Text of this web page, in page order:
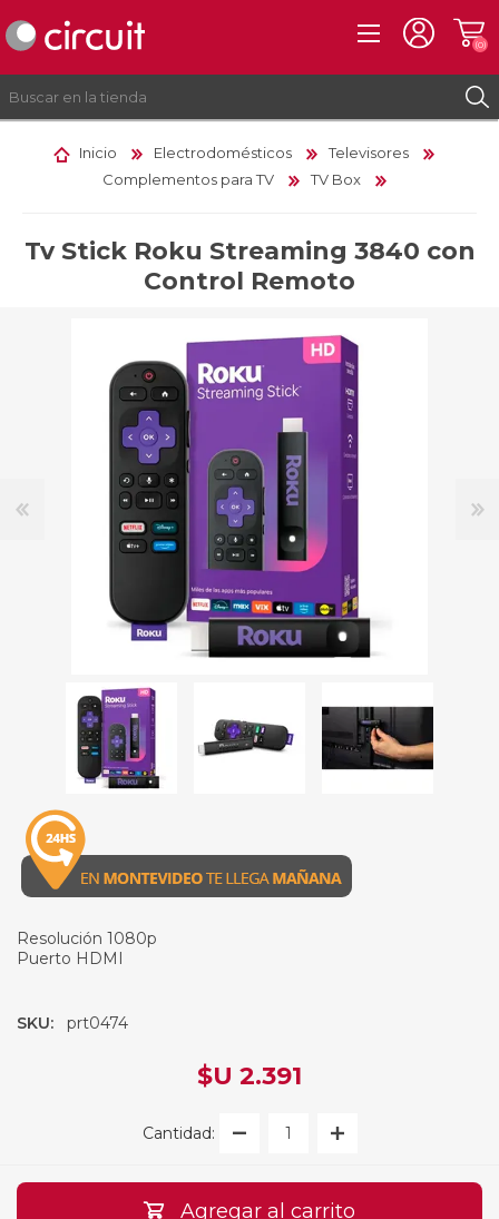
REGISTRO
(0)
Inicio Electrodomésticos
Televisores
Complementos para TV
TV Box
Tv Stick Roku Streaming 3840 con
Control Remoto
Resolución 1080p
Puerto HDMI
SKU: prt0474
$U 2.391
Cantidad:
Agregar al carrito